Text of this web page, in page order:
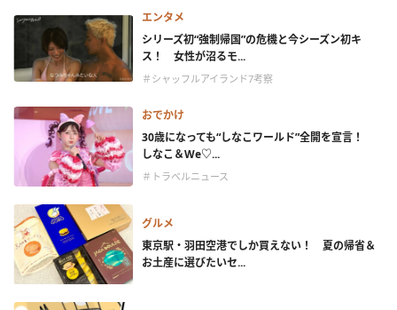
エンタメ
シリーズ初“強制帰国”の危機と今シーズン初キ
ス！ 女性が沼るモ...
＃シャッフルアイランド7考察
おでかけ
30歳になっても“しなこワールド”全開を宣言！
しなこ＆We♡...
＃トラベルニュース
グルメ
東京駅・羽田空港でしか買えない！ 夏の帰省＆
お土産に選びたいセ...